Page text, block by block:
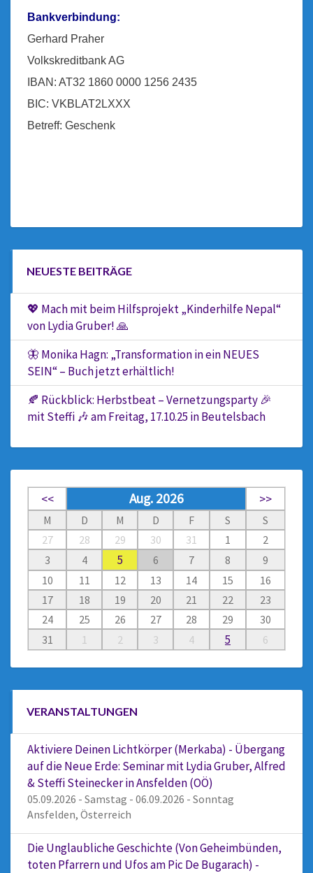
Bankverbindung:
Gerhard Praher
Volkskreditbank AG
IBAN: AT32 1860 0000 1256 2435
BIC: VKBLAT2LXXX
Betreff: Geschenk
NEUESTE BEITRÄGE
💖 Mach mit beim Hilfsprojekt „Kinderhilfe Nepal“
von Lydia Gruber! 🙏
🦋 Monika Hagn: „Transformation in ein NEUES
SEIN“ – Buch jetzt erhältlich!
🍂 Rückblick: Herbstbeat – Vernetzungsparty 🎉
mit Steffi 🎶 am Freitag, 17.10.25 in Beutelsbach
<< Aug. 2026 >>
M D M D F S
S
27
28 29 30 31 1
2
3
4 5 6 7 8
9
10
11 12 13 14 15
16
17
18 19 20 21 22
23
24
25 26 27 28 29
30
31
1 2 3 4 5 6
VERANSTALTUNGEN
Aktiviere Deinen Lichtkörper (Merkaba) - Übergang
auf die Neue Erde: Seminar mit Lydia Gruber, Alfred
& Steffi Steinecker in Ansfelden (OÖ)
05.09.2026 - Samstag - 06.09.2026 - Sonntag
Ansfelden, Österreich
Die Unglaubliche Geschichte (Von Geheimbünden,
toten Pfarrern und Ufos am Pic De Bugarach) -